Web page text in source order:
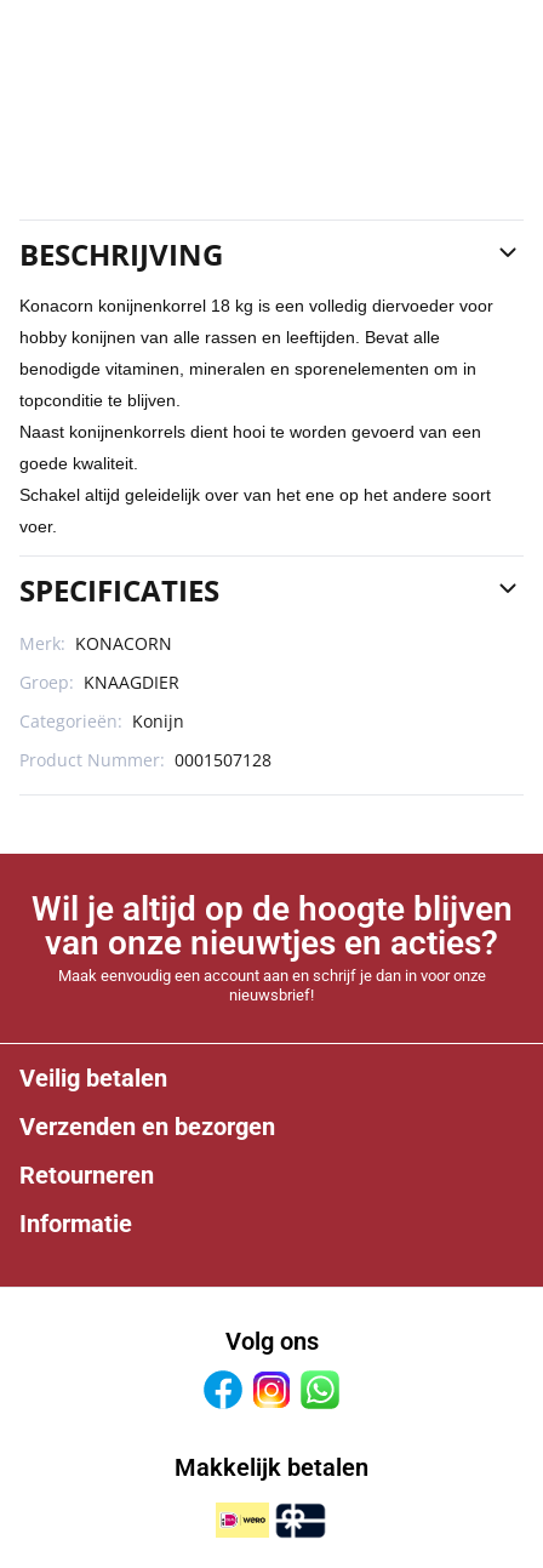
BESCHRIJVING
Konacorn konijnenkorrel 18 kg is een volledig diervoeder voor
hobby konijnen van alle rassen en leeftijden. Bevat alle
benodigde vitaminen, mineralen en sporenelementen om in
topconditie te blijven.
Naast konijnenkorrels dient hooi te worden gevoerd van een
goede kwaliteit.
Schakel altijd geleidelijk over van het ene op het andere soort
voer.
SPECIFICATIES
Merk: KONACORN
Groep: KNAAGDIER
Categorieën: Konijn
Product Nummer: 0001507128
Wil je altijd op de hoogte blijven
van onze nieuwtjes en acties?
Maak eenvoudig een account aan en schrijf je dan in voor onze
nieuwsbrief!
Veilig betalen
Verzenden en bezorgen
Retourneren
Informatie
Volg ons
FacebookInstagram
Makkelijk betalen